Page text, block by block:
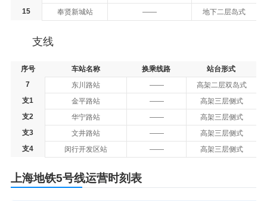
15
奉贤新城站 —— 地下二层岛式
支线
序号 车站名称 换乘线路
站台形式
7
东川路站 ——
高架二层双岛式
支1
金平路站 ——
高架三层侧式
支2
华宁路站 ——
高架三层侧式
支3
文井路站 ——
高架三层侧式
支4
闵行开发区站 —— 高架三层侧式
上海地铁5号线运营时刻表